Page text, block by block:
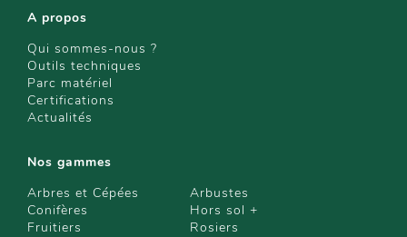
A propos
Qui sommes-nous ?
Outils techniques
Parc matériel
Certifications
Actualités
Nos gammes
Arbres et Cépées
Arbustes
Conifères
Hors sol +
Fruitiers
Rosiers